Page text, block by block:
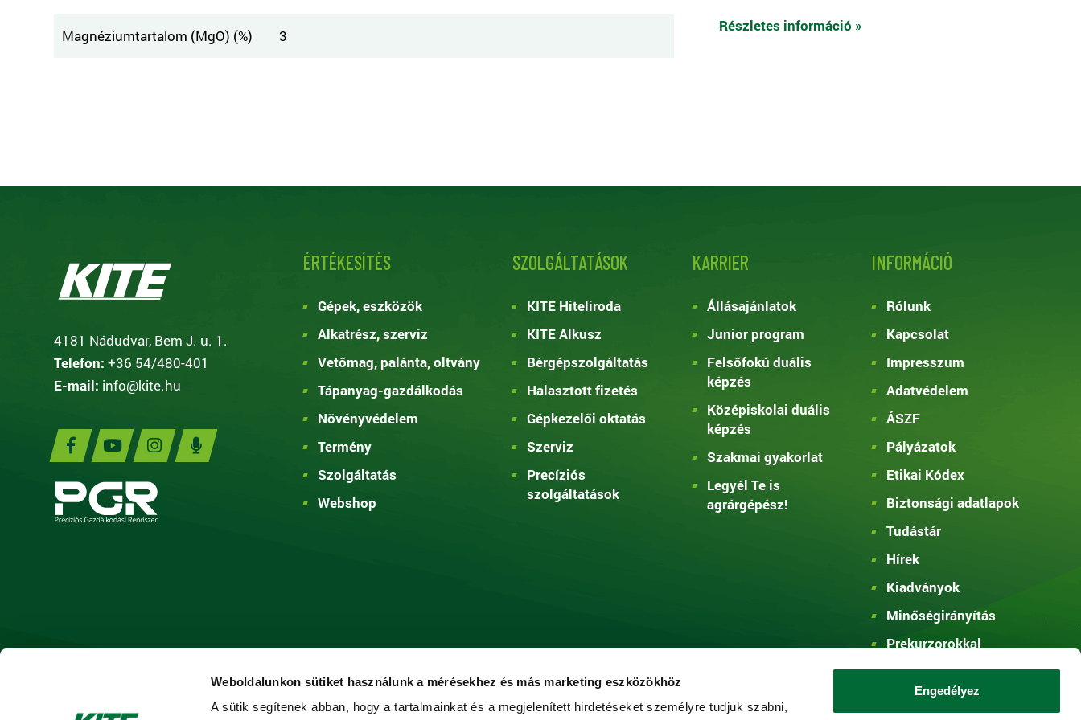
Weboldalunkon sütiket használunk a mérésekhez és más marketing eszközökhöz
A sütik segítenek abban, hogy a tartalmainkat és a megjelenített hirdetéseket személyre tudjuk szabni,
Engedélyez
Magnéziumtartalom (MgO) (%) 3
Részletes információ »
4181 Nádudvar, Bem J. u. 1.
Telefon: +36 54/480-401
E-mail: info@kite.hu
ÉRTÉKESÍTÉS
Gépek, eszközök
Alkatrész, szerviz
Vetőmag, palánta, oltvány
Tápanyag-gazdálkodás
Növényvédelem
Termény
Szolgáltatás
Webshop
SZOLGÁLTATÁSOK
KITE Hiteliroda
KITE Alkusz
Bérgépszolgáltatás
Halasztott fizetés
Gépkezelői oktatás
Szerviz
Precíziós
szolgáltatások
KARRIER
Állásajánlatok
Junior program
Felsőfokú duális
képzés
Középiskolai duális
képzés
Szakmai gyakorlat
Legyél Te is
agrárgépész!
INFORMÁCIÓ
Rólunk
Kapcsolat
Impresszum
Adatvédelem
ÁSZF
Pályázatok
Etikai Kódex
Biztonsági adatlapok
Tudástár
Hírek
Kiadványok
Minőségirányítás
Prekurzorokkal
információ
Visszaélések